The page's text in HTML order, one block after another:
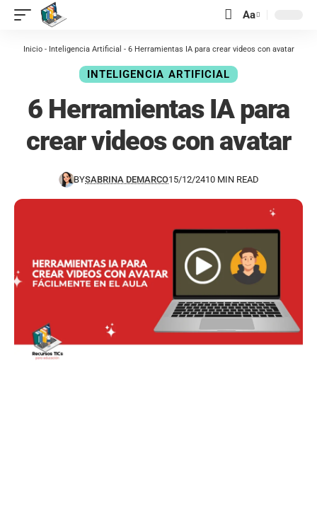
contenido Aa
Inicio- Inteligencia Artificial - 6 Herramientas IA para crear videos con avatar
INTELIGENCIA ARTIFICIAL
6 Herramientas IA para
crear videos con avatar
BYSABRINA DEMARCO15/12/2410 MIN READ